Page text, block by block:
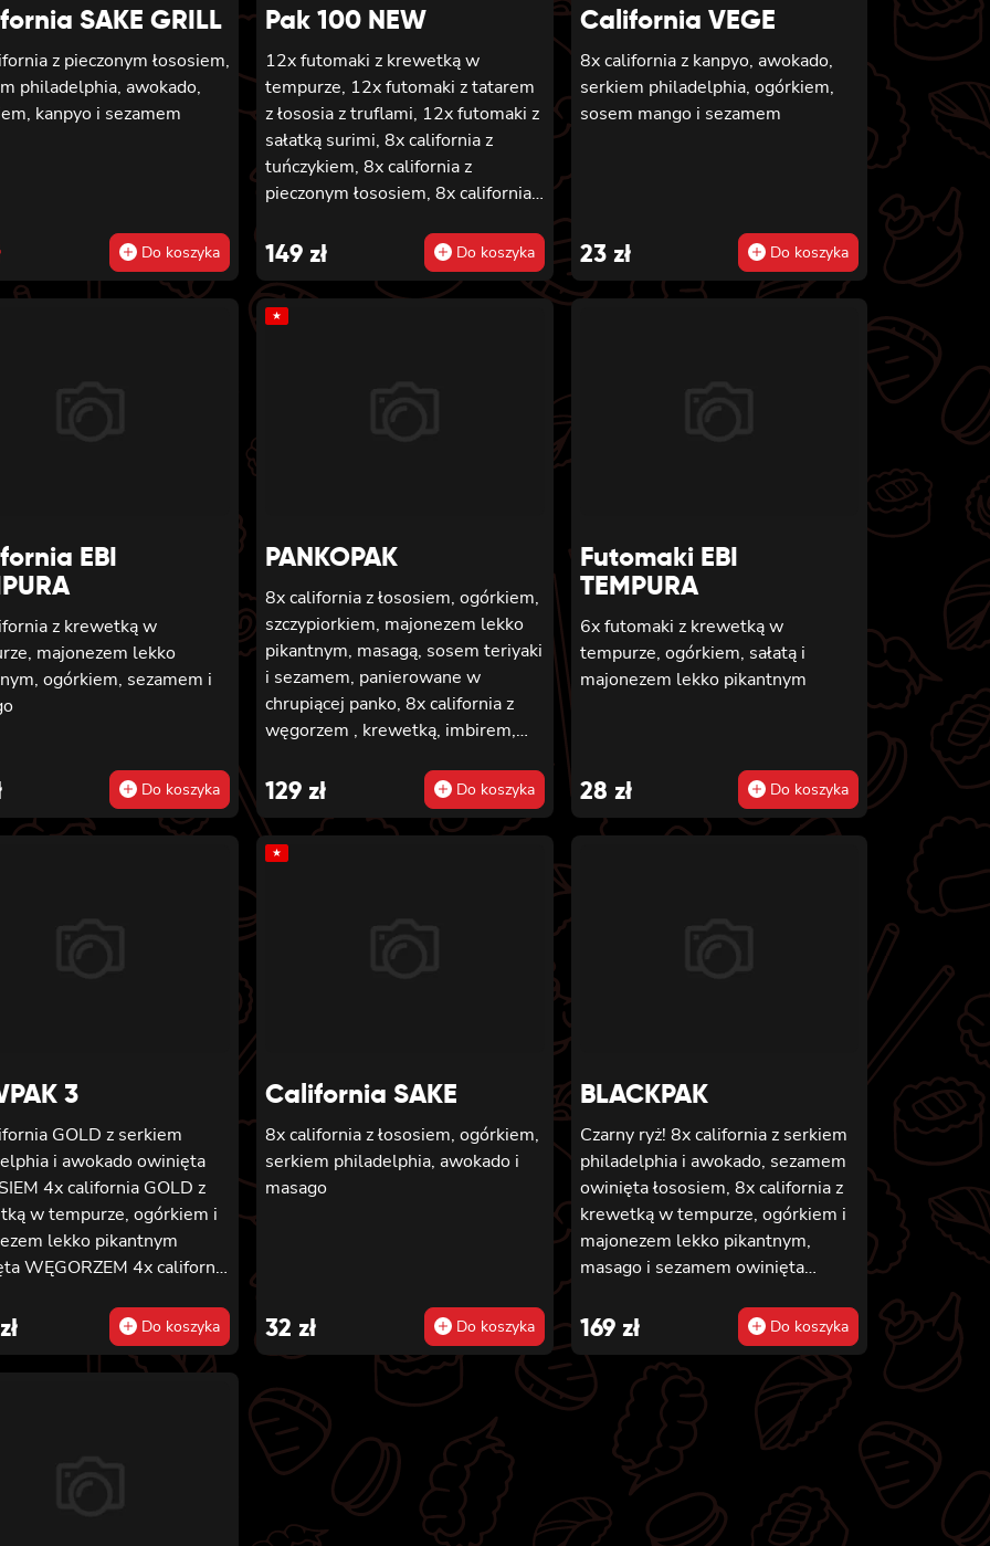
SAKE GRILL
z pieczonym łososiem,
philadelphia, awokado,
kanpyo i sezamem
Do koszyka
Pak 100 NEW
12x futomaki z krewetką w
tempurze, 12x futomaki z tatarem
z łososia z truflami, 12x futomaki z
sałatką surimi, 8x california z
tuńczykiem, 8x california z
pieczonym łososiem, 8x california z
sałatką wakame, 8x hosomaki z
tuńczykiem, 8x hosomaki z
wędzonym tofu, 8x hosomaki z
pieczonym łososiem i 8x hosomaki
149 zł Do koszyka
California VEGE
8x california z kanpyo, awokado,
serkiem philadelphia, ogórkiem,
sosem mango i sezamem
23 zł Do koszyka
EBI
z krewetką w
majonezem lekko
ogórkiem, sezamem i
Do koszyka
★
PANKOPAK
8x california z łososiem, ogórkiem,
szczypiorkiem, majonezem lekko
pikantnym, masagą, sosem teriyaki
i sezamem, panierowane w
chrupiącej panko, 8x california z
węgorzem , krewetką, imbirem,
sosem teriyaki i sezamem,
panierowane w chrupiącej panko,
8x california z serkiem
philadelphia, węgorzem, ogórkiem,
8x california z łososiem
wędzonym, ogórkiem, awokado,
129 zł Do koszyka
Futomaki EBI
TEMPURA
6x futomaki z krewetką w
tempurze, ogórkiem, sałatą i
majonezem lekko pikantnym
28 zł Do koszyka
3
GOLD z serkiem
i awokado owinięta
w tempurze, ogórkiem i
lekko pikantnym
4x california
i majonezem lekko
owinięta TUŃCZYKIEM
GOLD z krewetką w
ogórkiem i majonezem
w tempurze, ogórkiem i
lekko pikantnym
zł Do koszyka
★
California SAKE
8x california z łososiem, ogórkiem,
serkiem philadelphia, awokado i
masago
32 zł Do koszyka
BLACKPAK
Czarny ryż! 8x california z serkiem
philadelphia i awokado, sezamem
owinięta łososiem, 8x california z
krewetką w tempurze, ogórkiem i
majonezem lekko pikantnym,
masago i sezamem owinięta
pieczonym, serkiem philadelphia,
sosem teriyaki, sezamem,
awokado, ogórkiem i kanpyo 8x
california z łososiem i awokado,
serkiem philadelphia, masago,
sezam, 8x hosomaki z łososiem
169 zł Do koszyka